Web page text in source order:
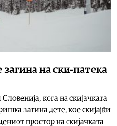
на ски-патека
кога на скијачката
загина дете, кое скијајќи
простор на скијачката